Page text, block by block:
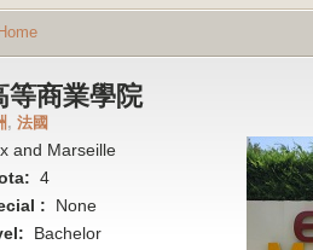
Home
商業學院
, 法國
and Marseille
4
:
None
Bachelor